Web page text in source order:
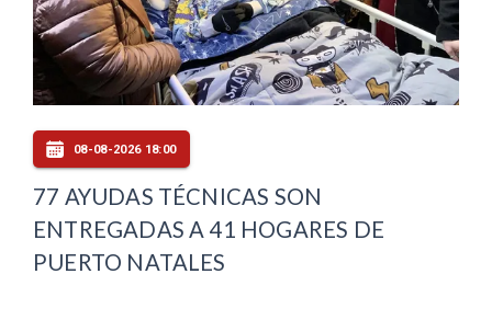
08-08-2026 18:00
77 AYUDAS TÉCNICAS SON
ENTREGADAS A 41 HOGARES DE
PUERTO NATALES